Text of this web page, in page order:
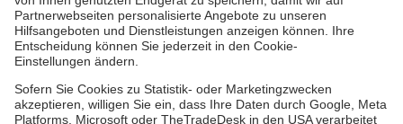
Jobs & Ehrenamt
Freiwilligendienst
Spendenprojekte